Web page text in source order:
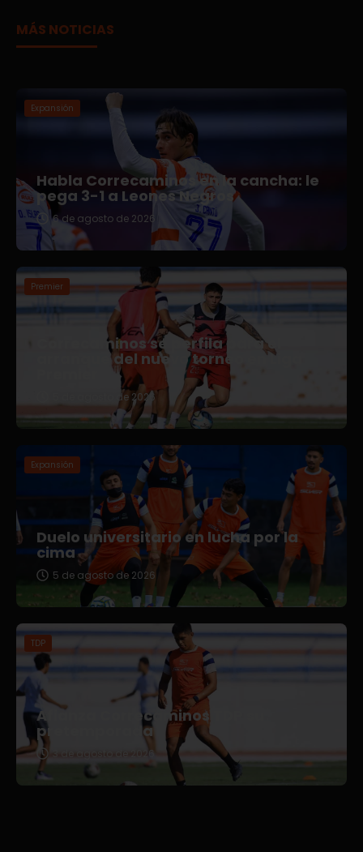
MÁS NOTICIAS
Expansión
Habla Correcaminos en la cancha: le
pega 3-1 a Leones Negros
6 de agosto de 2026
Premier
Correcaminos se perfila para el
arranque del nuevo torneo en Liga
5 de agosto de 2026
Expansión
Duelo universitario en lucha por la
cima
5 de agosto de 2026
TDP
Afianza Correcaminos TDP su
pretemporada
3 de agosto de 2026